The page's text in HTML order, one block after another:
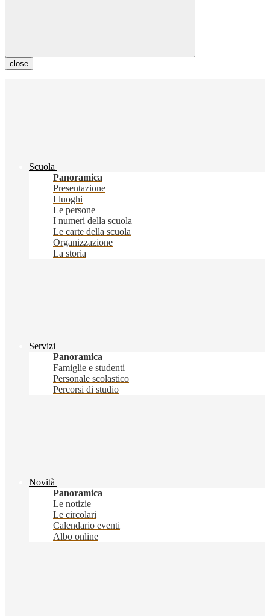
close
Scuola
Panoramica
Presentazione
I luoghi
Le persone
I numeri della scuola
Le carte della scuola
Organizzazione
La storia
Servizi
Panoramica
Famiglie e studenti
Personale scolastico
Percorsi di studio
Novità
Panoramica
Le notizie
Le circolari
Calendario eventi
Albo online